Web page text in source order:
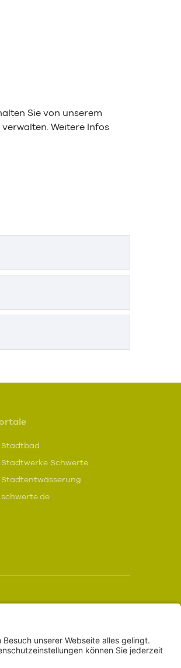
Sie von unserem
Weitere Infos
Stadtbad
Stadtwerke Schwerte
Stadtentwässerung
schwerte.de